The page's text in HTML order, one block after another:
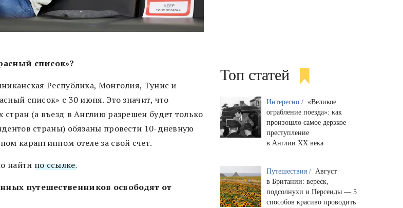
список»?
Республика, Монголия, Тунис и
список» с 30 июня. Это значит, что
(а въезд в Англию разрешен будет только
страны) обязаны провести 10-дневную
карантинном отеле за свой счет.
найти по ссылке.
путешественников освободят от
Топ статей
Интересно / «Великое
ограбление поезда»: как
произошло самое дерзкое
преступление
в Англии XX века
Путешествия / Август
в Британии: вереск,
подсолнухи и Персеиды — 5
способов красиво проводить